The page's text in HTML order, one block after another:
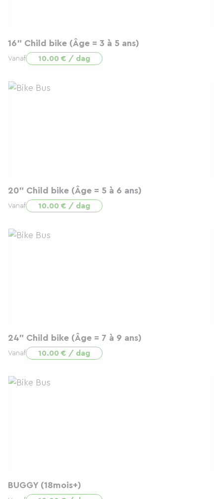
16" Child bike (Âge = 3 à 5 ans)
Vanaf 10.00 € / dag
20" Child bike (Âge = 5 à 6 ans)
Vanaf 10.00 € / dag
24" Child bike (Âge = 7 à 9 ans)
Vanaf 10.00 € / dag
BUGGY (18mois+)